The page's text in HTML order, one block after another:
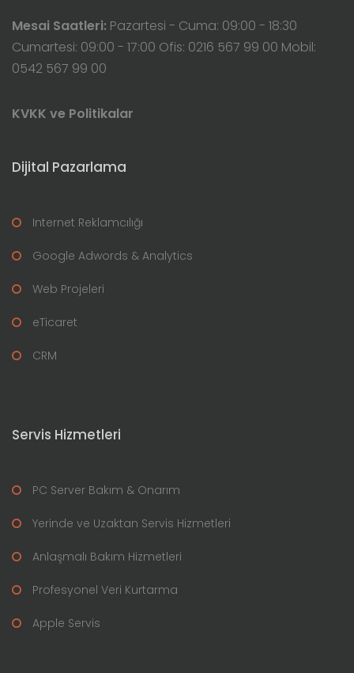
Mesai Saatleri: Pazartesi - Cuma: 09:00 - 18:30
Cumartesi: 09:00 - 17:00 Ofis: 0216 567 99 00 Mobil:
0542 567 99 00
KVKK ve Politikalar
Dijital Pazarlama
Internet Reklamcılığı
Google Adwords & Analytics
Web Projeleri
eTicaret
CRM
Servis Hizmetleri
PC Server Bakım & Onarım
Yerinde ve Uzaktan Servis Hizmetleri
Anlaşmalı Bakım Hizmetleri
Profesyonel Veri Kurtarma
Apple Servis